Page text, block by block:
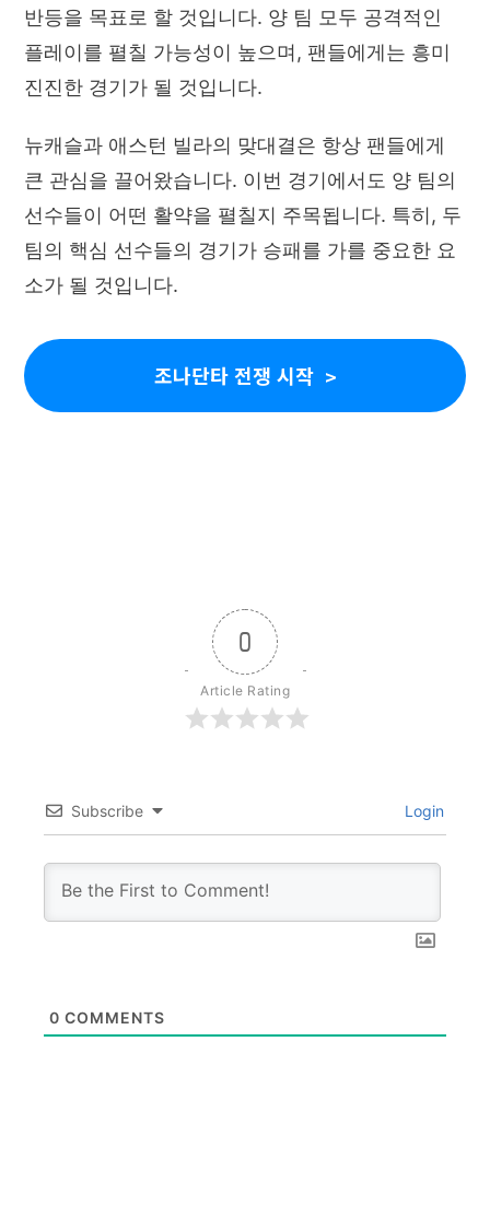
반등을 목표로 할 것입니다. 양 팀 모두 공격적인
플레이를 펼칠 가능성이 높으며, 팬들에게는 흥미
진진한 경기가 될 것입니다.
뉴캐슬과 애스턴 빌라의 맞대결은 항상 팬들에게
큰 관심을 끌어왔습니다. 이번 경기에서도 양 팀의
선수들이 어떤 활약을 펼칠지 주목됩니다. 특히, 두
팀의 핵심 선수들의 경기가 승패를 가를 중요한 요
소가 될 것입니다.
조나단타 전쟁 시작
0
Article Rating
Subscribe Login
0 COMMENTS